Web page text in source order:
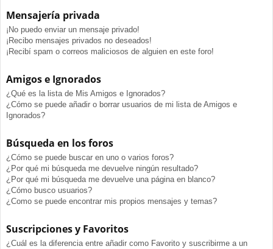
Mensajería privada
¡No puedo enviar un mensaje privado!
¡Recibo mensajes privados no deseados!
¡Recibí spam o correos maliciosos de alguien en este foro!
Amigos e Ignorados
¿Qué es la lista de Mis Amigos e Ignorados?
¿Cómo se puede añadir o borrar usuarios de mi lista de Amigos e
Ignorados?
Búsqueda en los foros
¿Cómo se puede buscar en uno o varios foros?
¿Por qué mi búsqueda me devuelve ningún resultado?
¿Por qué mi búsqueda me devuelve una página en blanco?
¿Cómo busco usuarios?
¿Como se puede encontrar mis propios mensajes y temas?
Suscripciones y Favoritos
¿Cuál es la diferencia entre añadir como Favorito y suscribirme a un